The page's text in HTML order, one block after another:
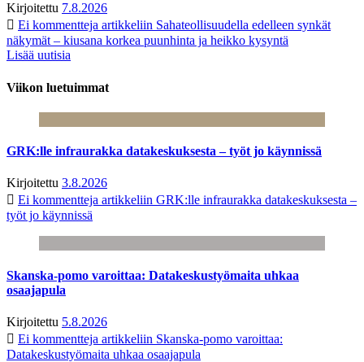
Kirjoitettu 7.8.2026
Ei kommentteja artikkeliin Sahateollisuudella edelleen synkät
näkymät – kiusana korkea puunhinta ja heikko kysyntä
Lisää uutisia
Viikon luetuimmat
GRK:lle infraurakka datakeskuksesta – työt jo käynnissä
Kirjoitettu 3.8.2026
Ei kommentteja artikkeliin GRK:lle infraurakka datakeskuksesta –
työt jo käynnissä
Skanska-pomo varoittaa: Datakeskustyömaita uhkaa
osaajapula
Kirjoitettu 5.8.2026
Ei kommentteja artikkeliin Skanska-pomo varoittaa:
Datakeskustyömaita uhkaa osaajapula